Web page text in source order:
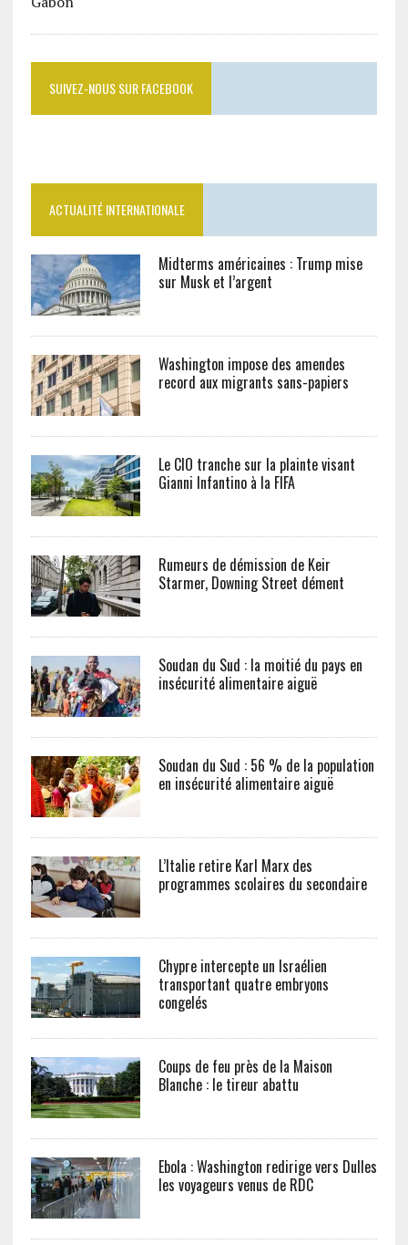
SUIVEZ-NOUS SUR FACEBOOK
ACTUALITÉ INTERNATIONALE
Midterms américaines : Trump mise
sur Musk et l’argent
Washington impose des amendes
record aux migrants sans-papiers
Le CIO tranche sur la plainte visant
Gianni Infantino à la FIFA
Rumeurs de démission de Keir
Starmer, Downing Street dément
Soudan du Sud : la moitié du pays en
insécurité alimentaire aiguë
Soudan du Sud : 56 % de la population
en insécurité alimentaire aiguë
L’Italie retire Karl Marx des
programmes scolaires du secondaire
Chypre intercepte un Israélien
transportant quatre embryons
congelés
Coups de feu près de la Maison
Blanche : le tireur abattu
Ebola : Washington redirige vers Dulles
les voyageurs venus de RDC